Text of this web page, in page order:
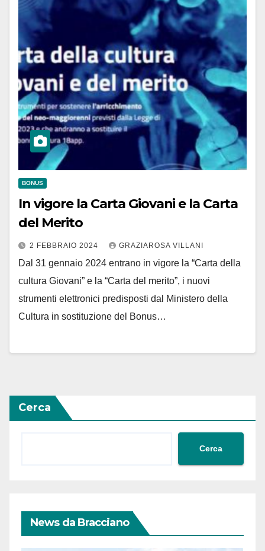
BONUS
In vigore la Carta Giovani e la Carta
del Merito
2 FEBBRAIO 2024 GRAZIAROSA VILLANI
Dal 31 gennaio 2024 entrano in vigore la “Carta della
cultura Giovani” e la “Carta del merito”, i nuovi
strumenti elettronici predisposti dal Ministero della
Cultura in sostituzione del Bonus…
Cerca
Cerca
News da Bracciano